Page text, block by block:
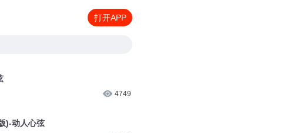
打开APP
4749
)-动人心弦